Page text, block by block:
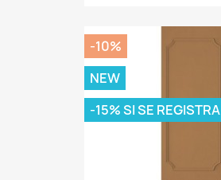
-10%
NEW
-15% SI SE REGISTRA